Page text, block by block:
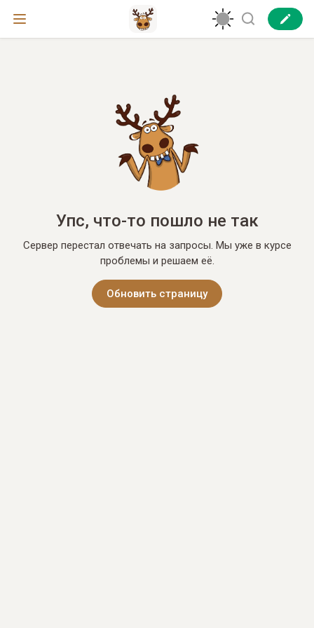
Упс, что-то пошло не так
Сервер перестал отвечать на запросы. Мы уже в курсе
проблемы и решаем её.
Обновить страницу